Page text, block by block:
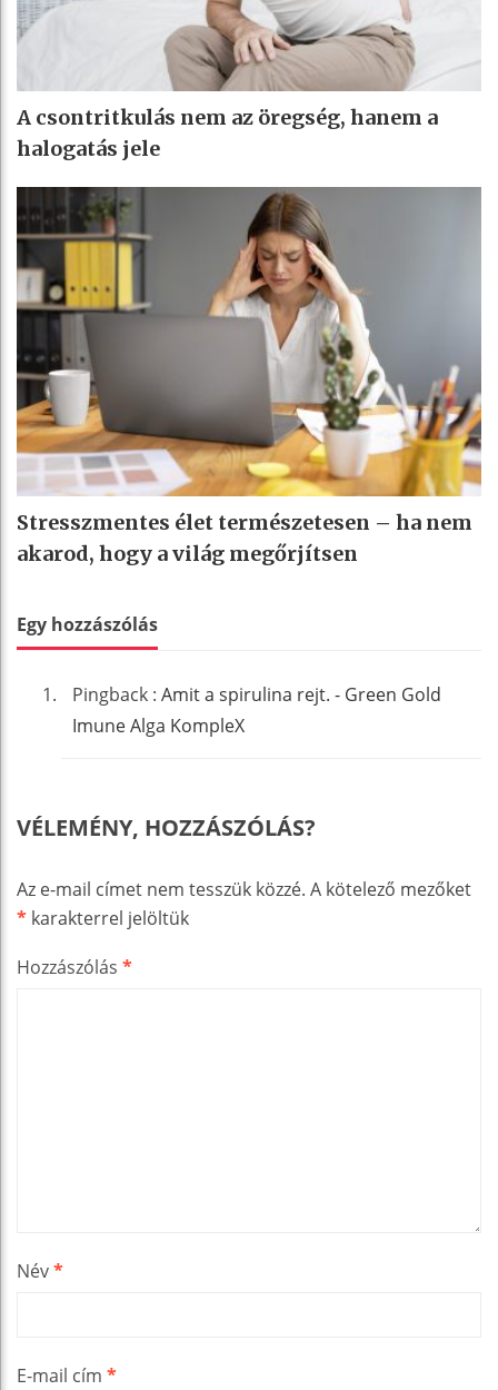
A csontritkulás nem az öregség, hanem a
halogatás jele
Stresszmentes élet természetesen – ha nem
akarod, hogy a világ megőrjítsen
Egy hozzászólás
Pingback : Amit a spirulina rejt. - Green Gold
Imune Alga KompleX
VÉLEMÉNY, HOZZÁSZÓLÁS?
Az e-mail címet nem tesszük közzé. A kötelező mezőket
* karakterrel jelöltük
Hozzászólás *
Név*
E-mail cím *